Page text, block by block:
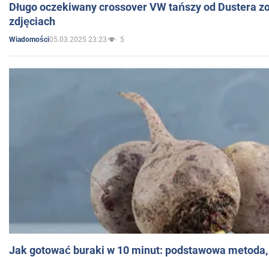
Długo oczekiwany crossover VW tańszy od Dustera
zdjęciach
Wiadomości05.03.2025 23:23 5
Jak gotować buraki w 10 minut: podstawowa